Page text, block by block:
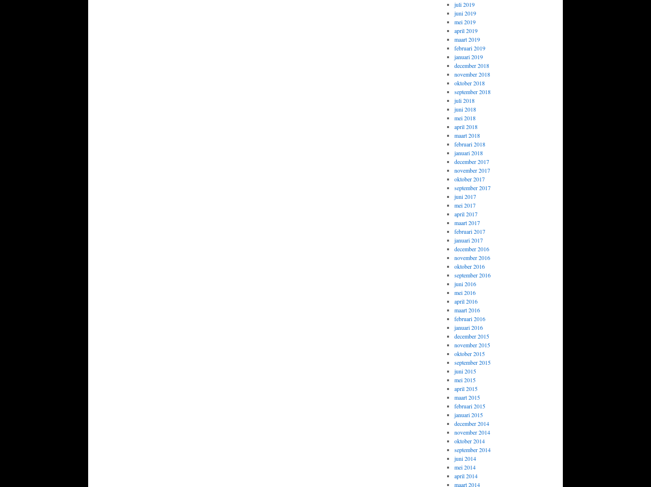
juli 2019
juni 2019
mei 2019
april 2019
maart 2019
februari 2019
januari 2019
december 2018
november 2018
oktober 2018
september 2018
juli 2018
juni 2018
mei 2018
april 2018
maart 2018
februari 2018
januari 2018
december 2017
november 2017
oktober 2017
september 2017
juni 2017
mei 2017
april 2017
maart 2017
februari 2017
januari 2017
december 2016
november 2016
oktober 2016
september 2016
juni 2016
mei 2016
april 2016
maart 2016
februari 2016
januari 2016
december 2015
november 2015
oktober 2015
september 2015
juni 2015
mei 2015
april 2015
maart 2015
februari 2015
januari 2015
december 2014
november 2014
oktober 2014
september 2014
juni 2014
mei 2014
april 2014
maart 2014